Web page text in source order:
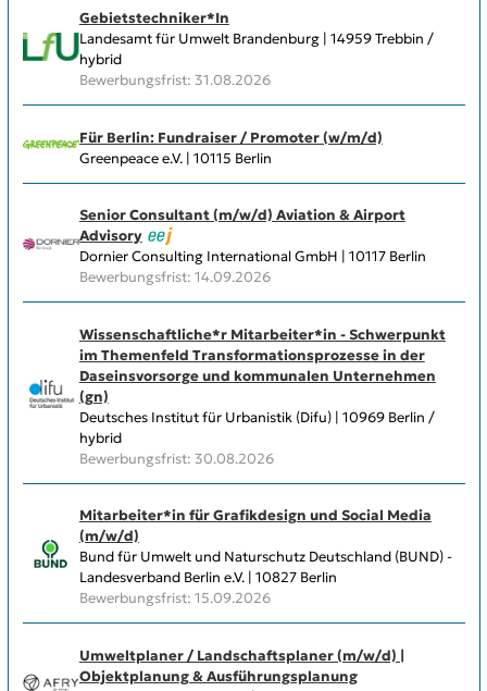
Gebietstechniker*In
Landesamt für Umwelt Brandenburg | 14959 Trebbin /
hybrid
Bewerbungsfrist: 31.08.2026
Für Berlin: Fundraiser / Promoter (w/m/d)
Greenpeace e.V. | 10115 Berlin
Senior Consultant (m/w/d) Aviation & Airport
Advisory
Dornier Consulting International GmbH | 10117 Berlin
Bewerbungsfrist: 14.09.2026
Wissenschaftliche*r Mitarbeiter*in - Schwerpunkt
im Themenfeld Transformationsprozesse in der
Daseinsvorsorge und kommunalen Unternehmen
(gn)
Deutsches Institut für Urbanistik (Difu) | 10969 Berlin /
hybrid
Bewerbungsfrist: 30.08.2026
Mitarbeiter*in für Grafikdesign und Social Media
(m/w/d)
Bund für Umwelt und Naturschutz Deutschland (BUND) -
Landesverband Berlin e.V. | 10827 Berlin
Bewerbungsfrist: 15.09.2026
Umweltplaner / Landschaftsplaner (m/w/d) |
Objektplanung & Ausführungsplanung